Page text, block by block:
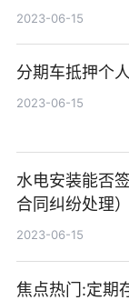
2023-06-15
分期车抵押个
2023-06-15
水电安装能否
合同纠纷处理）
2023-06-15
焦点热门:定期